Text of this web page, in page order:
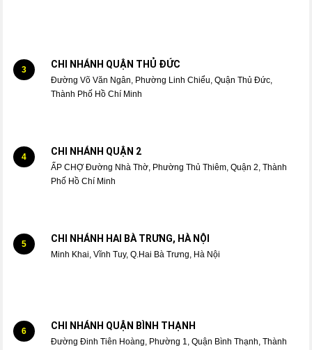
3 CHI NHÁNH QUẬN THỦ ĐỨC
Đường Võ Văn Ngân, Phường Linh Chiểu, Quận Thủ Đức,
Thành Phố Hồ Chí Minh
4 CHI NHÁNH QUẬN 2
ẤP CHỢ Đường Nhà Thờ, Phường Thủ Thiêm, Quận 2, Thành
Phố Hồ Chí Minh
5 CHI NHÁNH HAI BÀ TRƯNG, HÀ NỘI
Minh Khai, Vĩnh Tuy, Q.Hai Bà Trưng, Hà Nội
6 CHI NHÁNH QUẬN BÌNH THẠNH
Đường Đinh Tiên Hoàng, Phường 1, Quận Bình Thạnh, Thành